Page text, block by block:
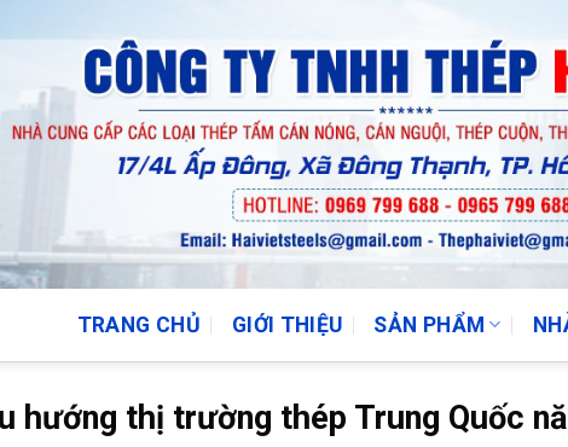
TRANG CHỦ GIỚI THIỆU SẢN PHẨM
hướng thị trường thép Trung Quốc